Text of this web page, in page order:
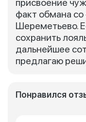
присвоение
факт обмана
Шереметьево.
сохранить
дальнейшее
предлагаю
Понравился